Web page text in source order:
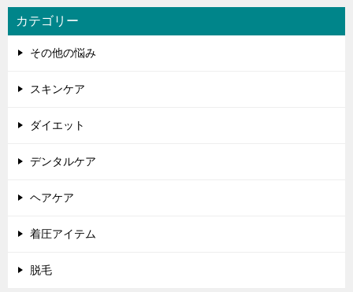
カテゴリー
その他の悩み
スキンケア
ダイエット
デンタルケア
ヘアケア
着圧アイテム
脱毛